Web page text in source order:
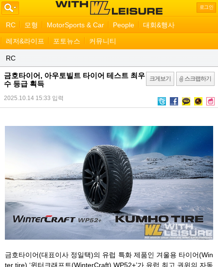
로그인
RC 모형 MotorSports & Car People 대회&행사
레저&라이프 포토뉴스 커뮤니티
RC
금호타이어, 아우토빌트 타이어 테스트 최우
수 등급 획득
2025.10.14 15:33 입력
크게보기 스크랩하기
금호타이어(대표이사 정일택)의 유럽 특화 제품인 겨울용 타이어(Win
ter tire) ‘윈터크래프트(WinterCraft) WP52+’가 유럽 최고 권위의 자동